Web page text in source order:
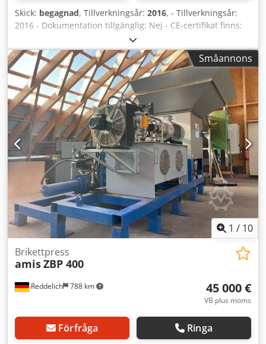
Skick: begagnad, Tillverkningsår: 2016, - Tillverkningsår:
2016 - Dokumentation tillgänglig: Nej - CE-certifikat finns:
Nej Finansiell information Moms: Det angivna priset är
exklusive moms. Moms/marginalbeskattning: Momsen är
avdragsgill för företag. Leverans och inbyte är möjligt när
som helst för alla produkter inom industrisektorn. Yorick
Diebels Djdpezry S Uofx Af Aock
Småannons
1 / 10
Reddelich 788 km
Brikettpress
amisZBP 400
45 000 €
VB plus moms
Förfråga Ringa